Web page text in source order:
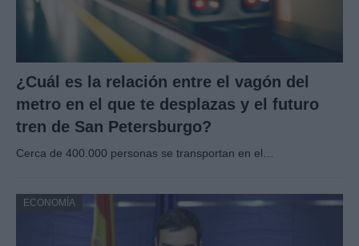
¿Cuál es la relación entre el vagón del
metro en el que te desplazas y el futuro
tren de San Petersburgo?
Cerca de 400.000 personas se transportan en el…
ECONOMÍA